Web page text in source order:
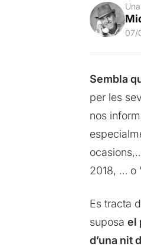
07/
Sembla
per les
nos
2018, … o
Es tracta
suposa el
d’una nit